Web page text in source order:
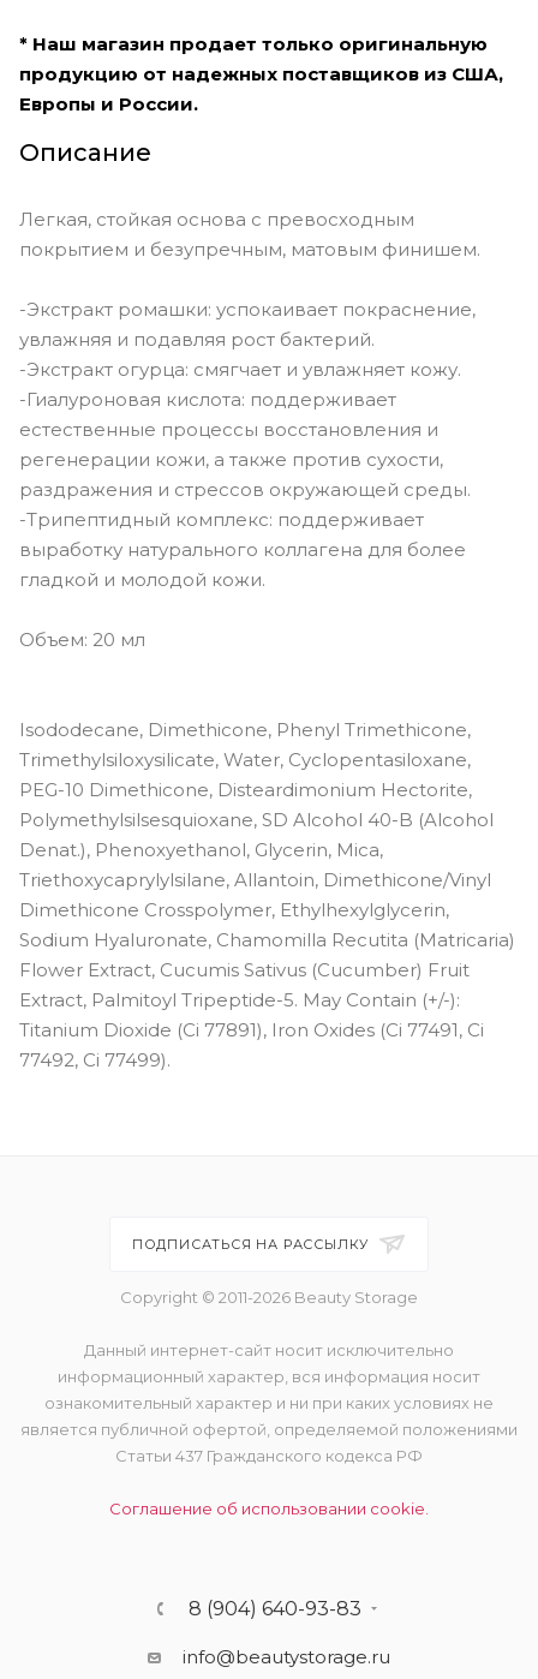
yellow undertones
undertones
Cashew - tan skin with cool pink
Cashmere - medium skin with
peachy undertones
undertones
Chai - dark skin with neutral
Chestnut - deep skin with neutral
Cinnamon - dark skin with golden
Cocoa - dark skin with warm yellow
cool peachy undertones
Desert - tan skin with peachy
undertones
Espresso - deep skin with warm
undertones
Fawn - light-medium skin with
Golden Sand - medium skin with
golden undertones
Hazelnut - deep skin with cool red
peachy undertones
Linen - light skin with warm
Macchiato - tan skin with warm
golden undertones and subtle pink
tones
undertones and subtle yellow tones
Maple - dark skin with neutral
undertones and subtle red tones
Mocha - dark skin with cool
* Наш магазин продает только оригинальную
продукцию от надежных поставщиков из США,
Европы и России.
Описание
Легкая, стойкая основа с превосходным
покрытием и безупречным, матовым финишем.
-Экстракт ромашки: успокаивает покраснение,
увлажняя и подавляя рост бактерий.
-Экстракт огурца: смягчает и увлажняет кожу.
-Гиалуроновая кислота: поддерживает
естественные процессы восстановления и
регенерации кожи, а также против сухости,
раздражения и стрессов окружающей среды.
-Трипептидный комплекс: поддерживает
выработку натурального коллагена для более
гладкой и молодой кожи.
Объем: 20 мл
Isododecane, Dimethicone, Phenyl Trimethicone,
Trimethylsiloxysilicate, Water, Cyclopentasiloxane,
PEG-10 Dimethicone, Disteardimonium Hectorite,
Polymethylsilsesquioxane, SD Alcohol 40-B (Alcohol
Denat.), Phenoxyethanol, Glycerin, Mica,
Triethoxycaprylylsilane, Allantoin, Dimethicone/Vinyl
Dimethicone Crosspolymer, Ethylhexylglycerin,
Sodium Hyaluronate, Chamomilla Recutita (Matricaria)
Flower Extract, Cucumis Sativus (Cucumber) Fruit
Extract, Palmitoyl Tripeptide-5. May Contain (+/-):
Titanium Dioxide (Ci 77891), Iron Oxides (Ci 77491, Ci
77492, Ci 77499).
ПОДПИСАТЬСЯ НА РАССЫЛКУ
Copyright © 2011-2026 Beauty Storage
Данный интернет-сайт носит исключительно
информационный характер, вся информация носит
ознакомительный характер и ни при каких условиях не
является публичной офертой, определяемой положениями
Статьи 437 Гражданского кодекса РФ
Соглашение об использовании cookie.
8 (904) 640-93-83
info@beautystorage.ru